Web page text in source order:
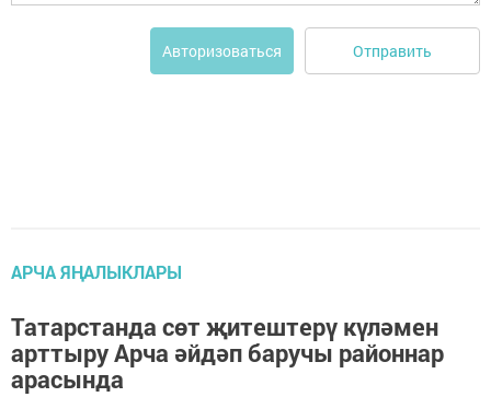
Авторизоваться Отправить
АРЧА ЯҢАЛЫКЛАРЫ
Татарстанда сөт җитештерү күләмен
арттыру Арча әйдәп баручы районнар
арасында